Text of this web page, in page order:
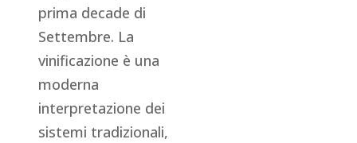
prima decade di
Settembre. La
vinificazione è una
moderna
interpretazione dei
sistemi tradizionali,